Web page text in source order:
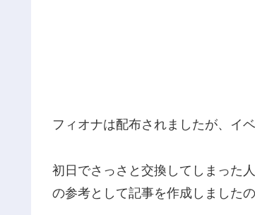
フィオナは配布されましたが、イ
初日でさっさと交換してしまった
の参考として記事を作成しました